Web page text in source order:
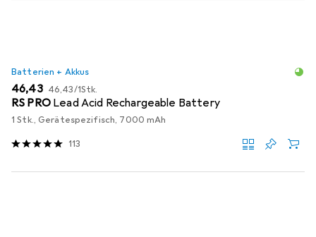
Batterien + Akkus
EUR
46,43 EUR
46,43/1Stk.
RS PRO Lead Acid Rechargeable Battery
1 Stk., Gerätespezifisch, 7000 mAh
113